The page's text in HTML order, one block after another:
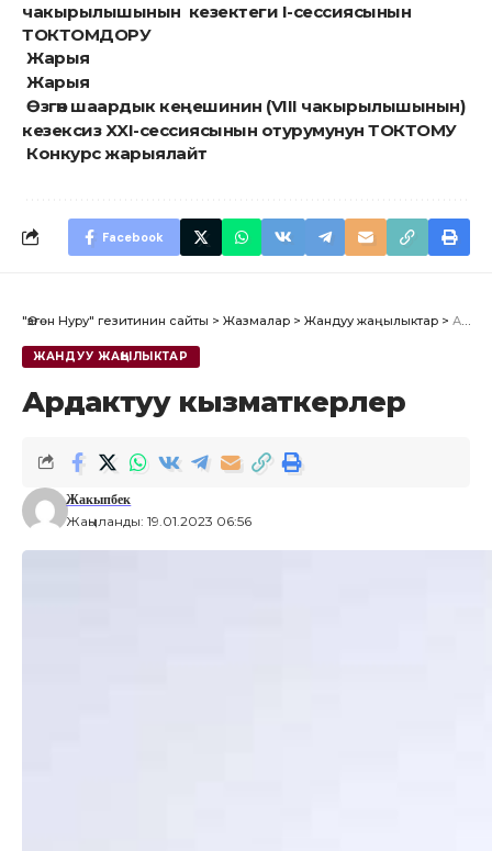
чакырылышынын кезектеги I-сессиясынын
ТОКТОМДОРУ
Жарыя
Жарыя
Өзгөн шаардык кеңешинин (VIII чакырылышынын)
кезексиз XXI-сессиясынын отурумунун ТОКТОМУ ​
Конкурс жарыялайт
Facebook
"Өзгөн Нуру" гезитинин сайты > Жазмалар > Жандуу жаңылыктар > Ардактуу кызматкерлер
ЖАНДУУ ЖАҢЫЛЫКТАР
Ардактуу кызматкерлер
Жаңыланды: 19.01.2023 06:56
Жакыпбек